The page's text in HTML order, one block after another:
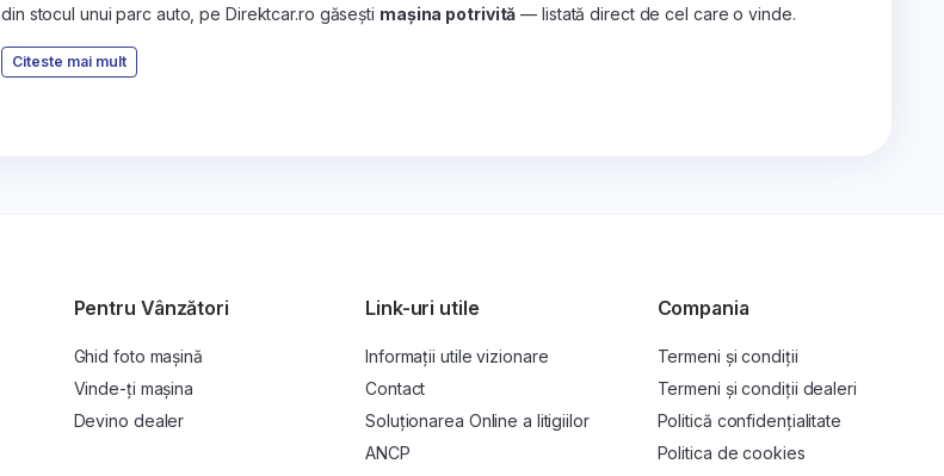
din stocul unui parc auto, pe Direktcar.ro găsești mașina potrivită — listată direct de cel care o vinde.
Citeste mai mult
Pentru Vânzători
Ghid foto mașină
Vinde-ți mașina
Devino dealer
Link-uri utile
Informații utile vizionare
Contact
Soluționarea Online a litigiilor
ANCP
Compania
Termeni și condiții
Termeni și condiții dealeri
Politică confidențialitate
Politica de cookies